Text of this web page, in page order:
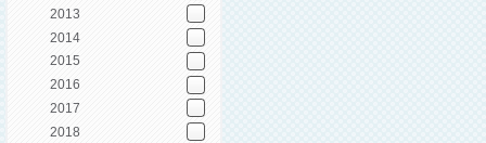
2013
2014
2015
2016
2017
2018